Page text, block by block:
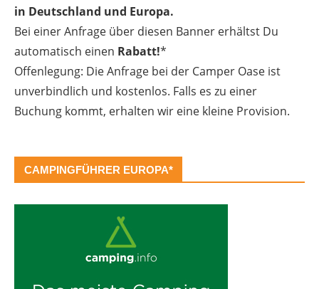
in Deutschland und Europa.
Bei einer Anfrage über diesen Banner erhältst Du
automatisch einen Rabatt!*
Offenlegung: Die Anfrage bei der Camper Oase ist
unverbindlich und kostenlos. Falls es zu einer
Buchung kommt, erhalten wir eine kleine Provision.
CAMPINGFÜHRER EUROPA*